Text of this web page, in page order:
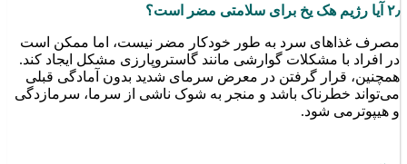
۲٫ آیا رژیم هک یخ برای سلامتی مضر است؟
مصرف غذاهای سرد به طور خودکار مضر نیست، اما ممکن است
در افراد با مشکلات گوارشی مانند گاستروپارزی مشکل ایجاد کند.
همچنین، قرار گرفتن در معرض سرمای شدید بدون آمادگی قبلی
می‌تواند خطرناک باشد و منجر به شوک ناشی از سرما، سرمازدگی
و هیپوترمی شود.